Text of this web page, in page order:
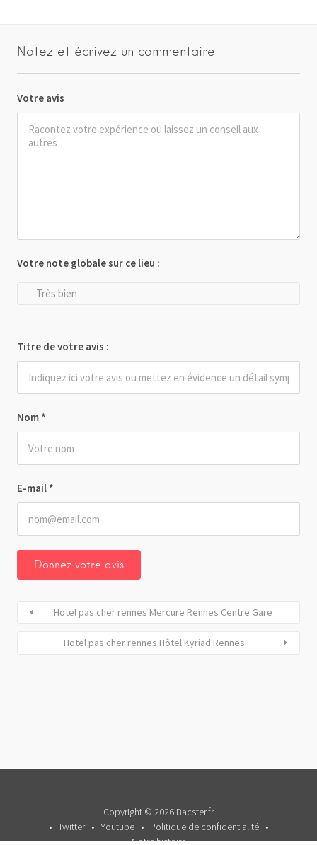
Notez et écrivez un commentaire
Votre avis
Nom *
E-mail *
Votre note globale sur ce lieu :
Très bien
Titre de votre avis :
Hotel pas cher rennes Mercure Rennes Centre Gare
Hotel pas cher rennes Hôtel Kyriad Rennes
Copyright © 2026 Bacster.fr
Twitter
Youtube
Politique de confidentialité
Notre histoire